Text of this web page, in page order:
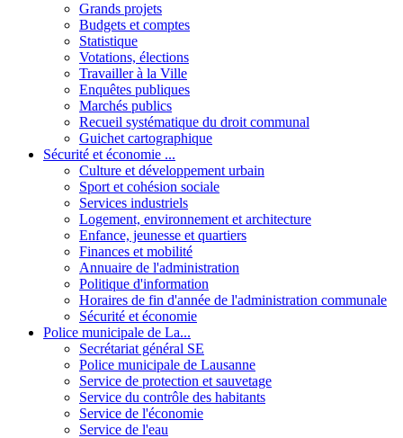
Grands projets
Budgets et comptes
Statistique
Votations, élections
Travailler à la Ville
Enquêtes publiques
Marchés publics
Recueil systématique du droit communal
Guichet cartographique
Sécurité et économie ...
Culture et développement urbain
Sport et cohésion sociale
Services industriels
Logement, environnement et architecture
Enfance, jeunesse et quartiers
Finances et mobilité
Annuaire de l'administration
Politique d'information
Horaires de fin d'année de l'administration communale
Sécurité et économie
Police municipale de La...
Secrétariat général SE
Police municipale de Lausanne
Service de protection et sauvetage
Service du contrôle des habitants
Service de l'économie
Service de l'eau